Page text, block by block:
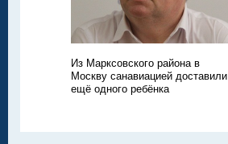
Из Марксовского района в
Москву санавиацией доставили
ещё одного ребёнка